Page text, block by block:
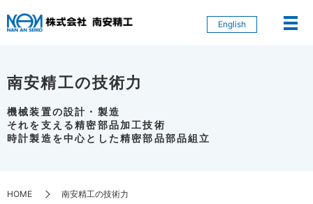
English
南安精工の技術力
機械装置の設計・製造
それを支える精密部品加工技術
時計製造を中心とした精密部品部品組立
HOME 南安精工の技術力